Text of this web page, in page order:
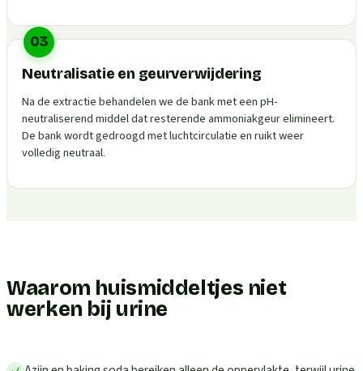
03
Neutralisatie en geurverwijdering
Na de extractie behandelen we de bank met een pH-
neutraliserend middel dat resterende ammoniakgeur elimineert.
De bank wordt gedroogd met luchtcirculatie en ruikt weer
volledig neutraal.
Waarom huismiddeltjes niet
werken bij urine